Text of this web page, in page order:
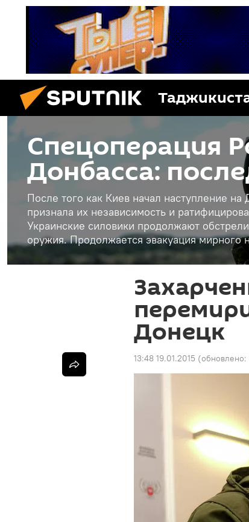
Спецоперация
Донбасса:
После того как Киев начал наступление
признала их независимость и
Украинские силовики продолжают
оружия. Продолжается эвакуация мирного
Донецк
13:48 19.01.2015 (обновлено: